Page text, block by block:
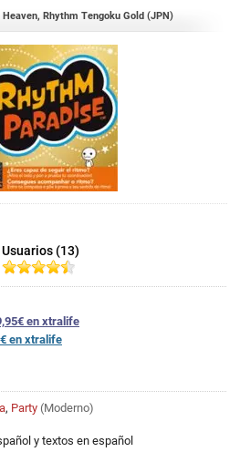
Rhythm Tengoku Gold (JPN)
Usuarios (13)
en xtralife
en xtralife
, Party (Moderno)
y textos en español